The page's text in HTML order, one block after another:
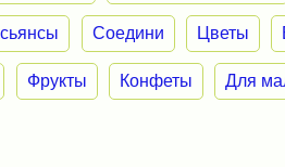
Соедини Цветы
Фрукты Конфеты Для